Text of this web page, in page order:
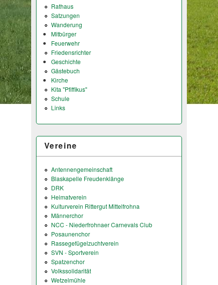
Rathaus
Satzungen
Wanderung
Mitbürger
Feuerwehr
Friedensrichter
Geschichte
Gästebuch
Kirche
Kita "Pfiffikus"
Schule
Links
Vereine
Antennengemeinschaft
Blaskapelle Freudenklänge
DRK
Heimatverein
Kulturverein Rittergut Mittelfrohna
Männerchor
NCC - Niederfrohnaer Carnevals Club
Posaunenchor
Rassegefügelzuchtverein
SVN - Sportverein
Spatzenchor
Volkssolidarität
Wetzelmühle